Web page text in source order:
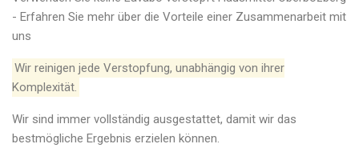
- Erfahren Sie mehr über die Vorteile einer Zusammenarbeit mit
uns
Wir reinigen jede Verstopfung, unabhängig von ihrer
Komplexität.
Wir sind immer vollständig ausgestattet, damit wir das
bestmögliche Ergebnis erzielen können.